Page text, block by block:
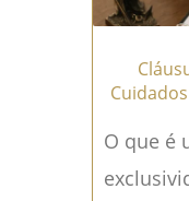
O que é